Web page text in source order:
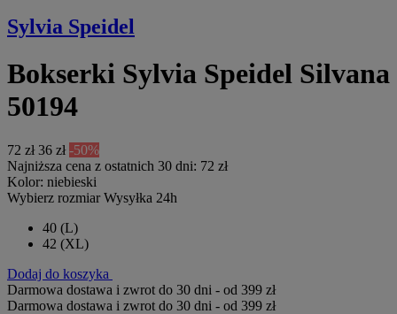
Sylvia Speidel
Bokserki Sylvia Speidel Silvana
50194
72 zł 36 zł -50%
Najniższa cena z ostatnich 30 dni: 72 zł
Kolor: niebieski
Wybierz rozmiar Wysyłka 24h
40 (L)
42 (XL)
Dodaj do koszyka
Darmowa dostawa i zwrot do 30 dni - od 399 zł
Darmowa dostawa i zwrot do 30 dni - od 399 zł